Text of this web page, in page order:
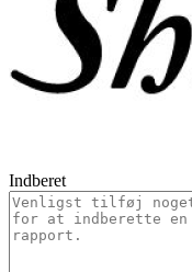
Indberet